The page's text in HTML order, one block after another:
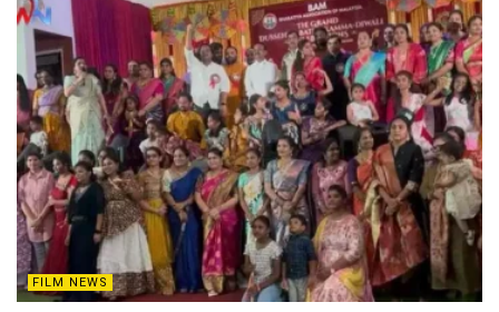
FILM NEWS